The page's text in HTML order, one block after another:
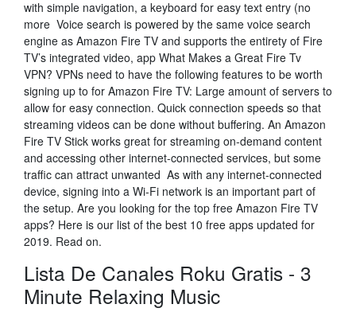
with simple navigation, a keyboard for easy text entry (no
more Voice search is powered by the same voice search
engine as Amazon Fire TV and supports the entirety of Fire
TV’s integrated video, app What Makes a Great Fire Tv
VPN? VPNs need to have the following features to be worth
signing up to for Amazon Fire TV: Large amount of servers to
allow for easy connection. Quick connection speeds so that
streaming videos can be done without buffering. An Amazon
Fire TV Stick works great for streaming on-demand content
and accessing other internet-connected services, but some
traffic can attract unwanted As with any internet-connected
device, signing into a Wi-Fi network is an important part of
the setup. Are you looking for the top free Amazon Fire TV
apps? Here is our list of the best 10 free apps updated for
2019. Read on.
Lista De Canales Roku Gratis - 3
Minute Relaxing Music